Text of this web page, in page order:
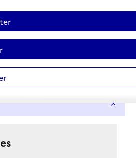
Tout déplier